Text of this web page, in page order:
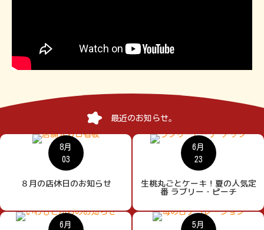
最近のお知らせ。
8月
03
８月の店休日のお知らせ
6月
23
生桃丸ごとケーキ！夏の人気定
番 ラブリー・ピーチ
6月
5月